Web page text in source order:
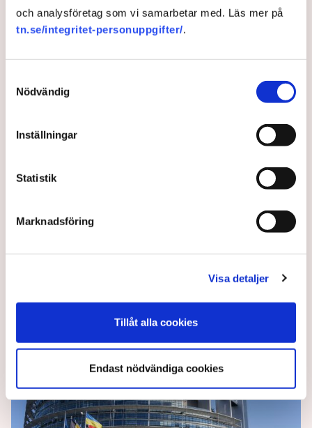
och analysföretag som vi samarbetar med. Läs mer på
tn.se/integritet-personuppgifter/.
Nödvändig
Inställningar
Statistik
Marknadsföring
Visa detaljer
Tillåt alla cookies
Endast nödvändiga cookies
Spanien
Elen har kommit åter till cirka 90 procent av Spanien
efter måndagens massiva strömavbrott, meddelar
landets elnätsoperatör tidigt på tisdagsmorgonen.